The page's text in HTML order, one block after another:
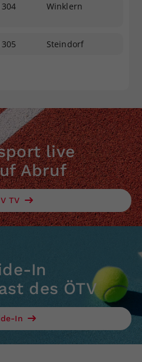
Winklern
Steindorf
live
Abruf
TV
In
des ÖTV
In